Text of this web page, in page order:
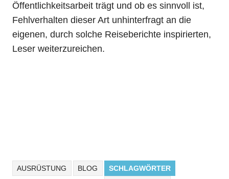
Öffentlichkeitsarbeit trägt und ob es sinnvoll ist,
Fehlverhalten dieser Art unhinterfragt an die
eigenen, durch solche Reiseberichte inspirierten,
Leser weiterzureichen.
SCHLAGWÖRTER
AUSRÜSTUNG
BLOG